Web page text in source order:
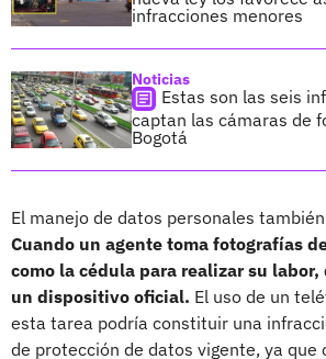
infracciones menores
Noticias
Estas son las seis
captan las cámaras de
Bogotá
El manejo de datos personales
Cuando un agente toma fotografías
como la cédula para realizar su labor,
un dispositivo oficial. El uso de un
esta tarea podría constituir una
de protección de datos vigente, ya que